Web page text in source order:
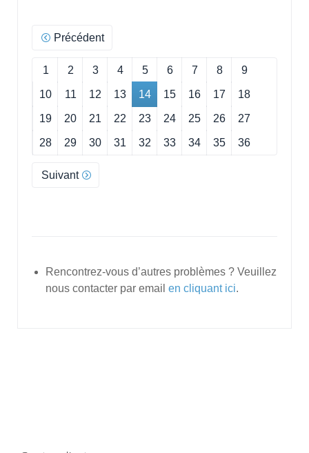
Précédent
1 2 3 4 5 6 7 8 9
10 11 12 13 14 15 16 17 18
19 20 21 22 23 24 25 26 27
28 29 30 31 32 33 34 35 36
Suivant
Rencontrez-vous d’autres problèmes ? Veuillez
nous contacter par email en cliquant ici.